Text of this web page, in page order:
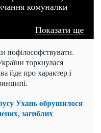
комуналки
Показати ще
пофілософствувати.
торкнулася
йде про характер і
Ухань обрушилося
загиблих